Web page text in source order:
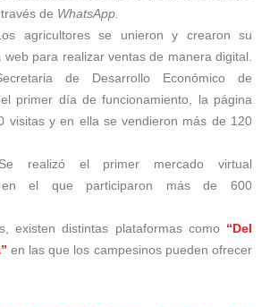
de WhatsApp.
agricultores se unieron y crearon su
web para realizar ventas de manera digital.
de Desarrollo Económico de
primer día de funcionamiento, la página
visitas y en ella se vendieron más de 120
Se realizó el primer mercado virtual
en el que participaron más de 600
existen distintas plataformas como “Del
en las que los campesinos pueden ofrecer